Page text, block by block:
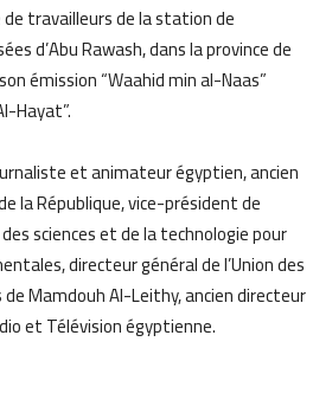
travailleurs de la station de
d’Abu Rawash, dans la province de
émission “Waahid min al-Naas”
Hayat”.
et animateur égyptien, ancien
la République, vice-président de
sciences et de la technologie pour
directeur général de l’Union des
Mamdouh Al-Leithy, ancien directeur
et Télévision égyptienne.